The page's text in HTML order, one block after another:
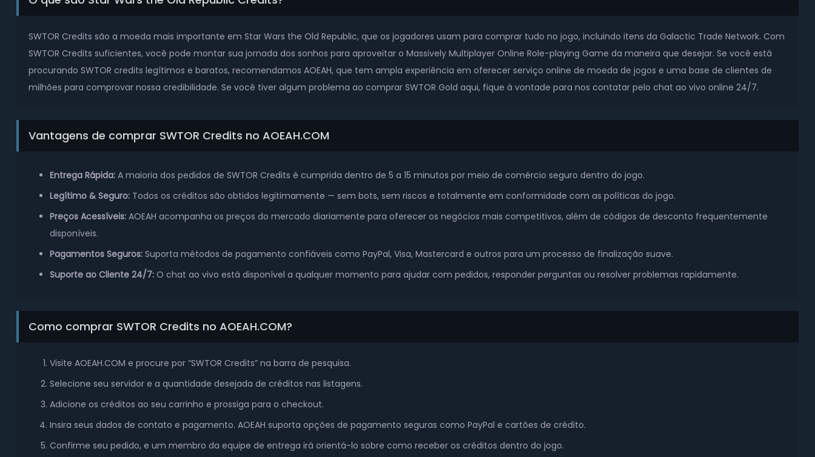
SWTOR Credits são a moeda mais importante em Star Wars the Old Republic, que os jogadores usam para comprar tudo no jogo, incluindo itens da Galactic Trade Network. Com
SWTOR Credits suficientes, você pode montar sua jornada dos sonhos para aproveitar o Massively Multiplayer Online Role-playing Game da maneira que desejar. Se você está
procurando SWTOR credits legítimos e baratos, recomendamos AOEAH, que tem ampla experiência em oferecer serviço online de moeda de jogos e uma base de clientes de
milhões para comprovar nossa credibilidade. Se você tiver algum problema ao comprar SWTOR Gold aqui, fique à vontade para nos contatar pelo chat ao vivo online 24/7.
Vantagens de comprar SWTOR Credits no AOEAH.COM
Entrega Rápida:A maioria dos pedidos de SWTOR Credits é cumprida dentro de 5 a 15 minutos por meio de comércio seguro dentro do jogo.
Legítimo & Seguro:Todos os créditos são obtidos legitimamente — sem bots, sem riscos e totalmente em conformidade com as políticas do jogo.
Preços Acessíveis:AOEAH acompanha os preços do mercado diariamente para oferecer os negócios mais competitivos, além de códigos de desconto frequentemente
disponíveis.
Pagamentos Seguros:Suporta métodos de pagamento confiáveis como PayPal, Visa, Mastercard e outros para um processo de finalização suave.
Suporte ao Cliente 24/7:O chat ao vivo está disponível a qualquer momento para ajudar com pedidos, responder perguntas ou resolver problemas rapidamente.
Como comprar SWTOR Credits no AOEAH.COM?
Visite AOEAH.COM e procure por “SWTOR Credits” na barra de pesquisa.
Selecione seu servidor e a quantidade desejada de créditos nas listagens.
Adicione os créditos ao seu carrinho e prossiga para o checkout.
Insira seus dados de contato e pagamento. AOEAH suporta opções de pagamento seguras como PayPal e cartões de crédito.
Confirme seu pedido, e um membro da equipe de entrega irá orientá-lo sobre como receber os créditos dentro do jogo.